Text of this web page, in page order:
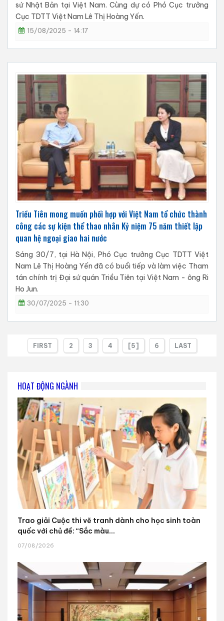
sứ Nhật Bản tại Việt Nam. Cùng dự có Phó Cục trưởng
Cục TDTT Việt Nam Lê Thị Hoàng Yến.
15/08/2025 - 14:17
Triều Tiên mong muốn phối hợp với Việt Nam tổ chức thành
công các sự kiện thể thao nhân Kỷ niệm 75 năm thiết lập
quan hệ ngoại giao hai nước
Sáng 30/7, tại Hà Nội, Phó Cục trưởng Cục TDTT Việt
Nam Lê Thị Hoàng Yến đã có buổi tiếp và làm việc Tham
tán chính trị Đại sứ quán Triều Tiên tại Việt Nam - ông Ri
Ho Jun.
30/07/2025 - 11:30
FIRST 2 3 4 [5] 6 LAST
HOẠT ĐỘNG NGÀNH
Trao giải Cuộc thi vẽ tranh dành cho học sinh toàn
quốc với chủ đề: “Sắc màu...
07/08/2026